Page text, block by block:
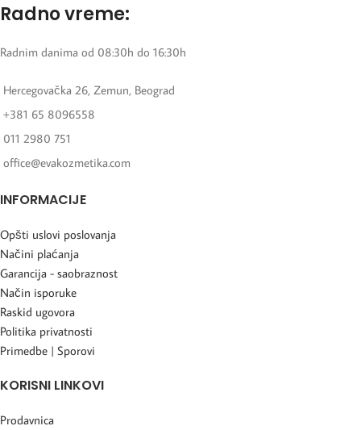
Radno vreme:
Radnim danima od 08:30h do 16:30h
Hercegovačka 26, Zemun, Beograd
+381 65 8096558
011 2980 751
office@evakozmetika.com
INFORMACIJE
Opšti uslovi poslovanja
Načini plaćanja
Garancija - saobraznost
Način isporuke
Raskid ugovora
Politika privatnosti
Primedbe | Sporovi
KORISNI LINKOVI
Prodavnica